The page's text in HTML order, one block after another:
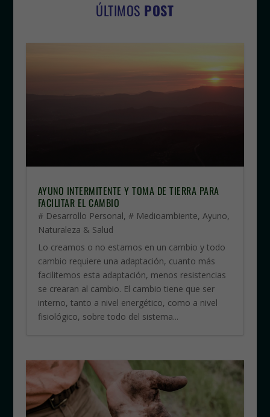
ÚLTIMOS POST
AYUNO INTERMITENTE Y TOMA DE TIERRA PARA
FACILITAR EL CAMBIO
# Desarrollo Personal, # Medioambiente, Ayuno,
Naturaleza & Salud
Lo creamos o no estamos en un cambio y todo
cambio requiere una adaptación, cuanto más
facilitemos esta adaptación, menos resistencias
se crearan al cambio. El cambio tiene que ser
interno, tanto a nivel energético, como a nivel
fisiológico, sobre todo del sistema...